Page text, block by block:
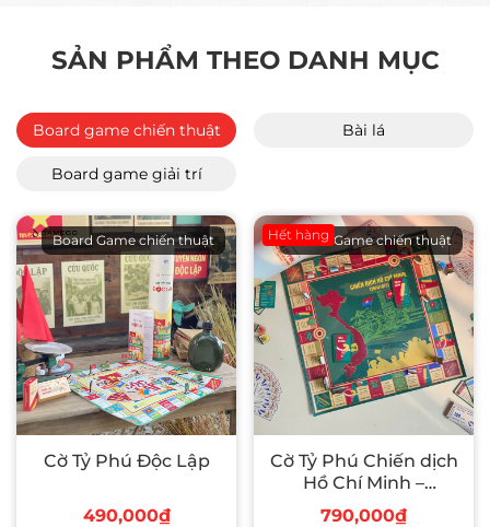
SẢN PHẨM THEO DANH MỤC
Board game chiến thuật Bài lá
Board game giải trí
Board Game chiến thuật
Cờ Tỷ Phú Độc Lập
490,000₫
Hết hàng
Board Game chiến thuật
Cờ Tỷ Phú Chiến dịch
Hồ Chí Minh –
Limited Edition
790,000₫